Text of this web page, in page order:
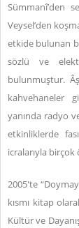
Sümmanî’den
Veysel’den
etkide bulunan
sözlü ve
bulunmuştur.
kahvehaneler
yanında radyo
etkinliklerde
icralarıyla
2005'te
kısmı kitap
Kültür ve